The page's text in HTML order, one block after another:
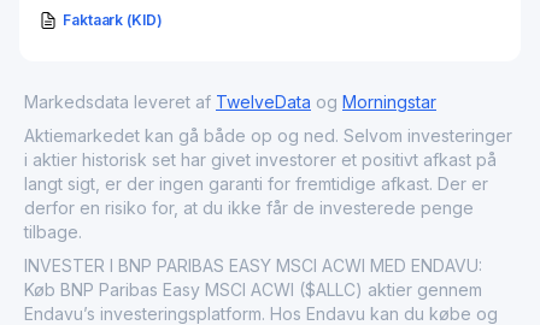
Faktaark (KID)
Markedsdata leveret af TwelveData og Morningstar
Aktiemarkedet kan gå både op og ned. Selvom investeringer
i aktier historisk set har givet investorer et positivt afkast på
langt sigt, er der ingen garanti for fremtidige afkast. Der er
derfor en risiko for, at du ikke får de investerede penge
tilbage.
INVESTER I BNP PARIBAS EASY MSCI ACWI MED ENDAVU:
Køb BNP Paribas Easy MSCI ACWI ($ALLC) aktier gennem
Endavu’s investeringsplatform. Hos Endavu kan du købe og